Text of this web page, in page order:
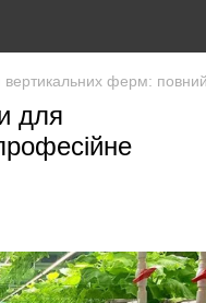
вертикальних ферм:
для